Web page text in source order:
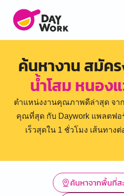
ค้นหางาน สมัค
น้ำโสม หนอง
ตำแหน่งงานคุณภาพดีล่าสุด จา
คุณที่สุด กับ Daywork แพลตฟ
เร็วสุดใน 1 ชั่วโมง เส้นทา
ค้นหาจากพื้นที่ส